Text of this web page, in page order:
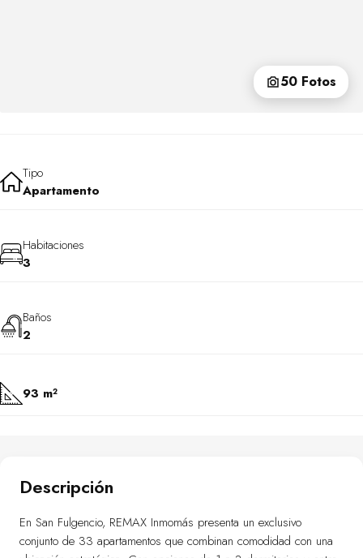
50 Fotos
Tipo
Apartamento
Habitaciones
3
Baños
2
93 m²
Descripción
En San Fulgencio, REMAX Inmomás presenta un exclusivo
conjunto de 33 apartamentos que combinan comodidad con una